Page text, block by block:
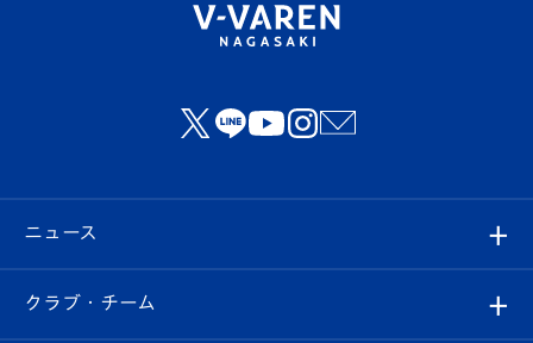
ニュース
すべて
クラブ・チーム